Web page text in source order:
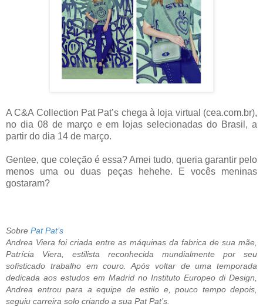
A C&A Collection Pat Pat’s chega à loja virtual (cea.com.br),
no dia 08 de março e em lojas selecionadas do Brasil, a
partir do dia 14 de março.
Gentee, que coleção é essa? Amei tudo, queria garantir pelo
menos uma ou duas peças hehehe. E vocês meninas
gostaram?
Sobre Pat Pat’s
Andrea Viera foi criada entre as máquinas da fabrica de sua mãe,
Patrícia Viera, estilista reconhecida mundialmente por seu
sofisticado trabalho em couro. Após voltar de uma temporada
dedicada aos estudos em Madrid no Instituto Europeo di Design,
Andrea entrou para a equipe de estilo e, pouco tempo depois,
seguiu carreira solo criando a sua Pat Pat’s.